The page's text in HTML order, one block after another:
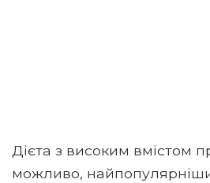
Дієта з високим вмістом
можливо,